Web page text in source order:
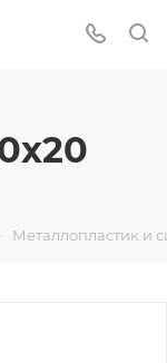
Металлопластик и